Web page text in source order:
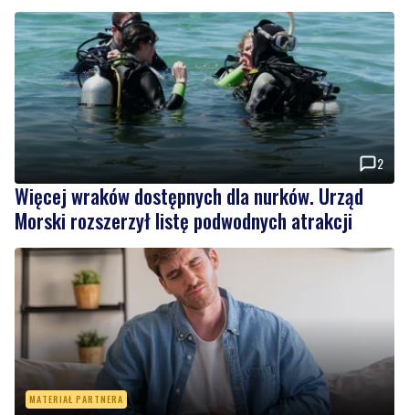
2
Więcej wraków dostępnych dla nurków. Urząd
Morski rozszerzył listę podwodnych atrakcji
MATERIAŁ PARTNERA